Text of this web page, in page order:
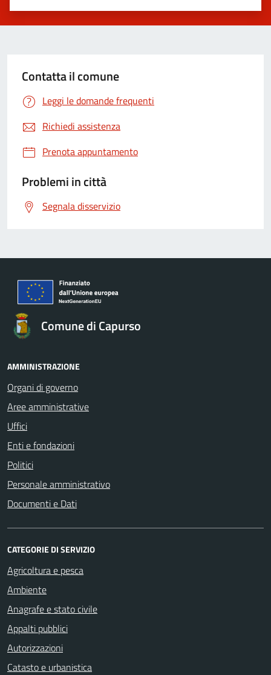
Valuta 5 stelle su 5
Valuta 4 stelle su 5
Valuta 3 stelle su 5
Valuta 2 stelle su 5
Valuta 1 stelle su 5
Contatta il comune
Leggi le domande frequenti
Richiedi assistenza
Prenota appuntamento
Problemi in città
Segnala disservizio
Comune di Capurso
AMMINISTRAZIONE
Organi di governo
Aree amministrative
Uffici
Enti e fondazioni
Politici
Personale amministrativo
Documenti e Dati
CATEGORIE DI SERVIZIO
Agricoltura e pesca
Ambiente
Anagrafe e stato civile
Appalti pubblici
Autorizzazioni
Catasto e urbanistica